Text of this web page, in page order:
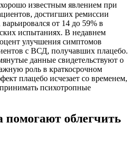
известным явлением при
достигших ремиссии
от 14 до 59% в
испытаниях. В недавнем
улучшения симптомов
с ВСД, получавших плацебо.
данные свидетельствуют о
роль в краткосрочном
плацебо исчезает со временем,
психотропные
помогают облегчить